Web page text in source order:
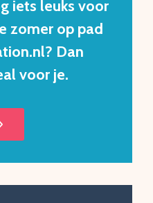
iets leuks voor
zomer op pad
Dan
voor je.